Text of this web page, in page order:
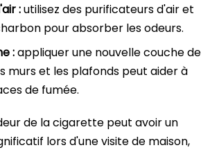
:utilisez des purificateurs d'air et
pour absorber les odeurs.
:appliquer une nouvelle couche de
murs et les plafonds peut aider à
de fumée.
de la cigarette peut avoir un
lors d'une visite de maison,